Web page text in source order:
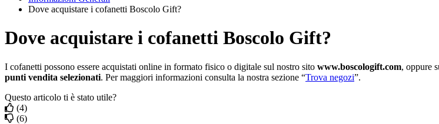
Dove acquistare i cofanetti Boscolo Gift?
Dove acquistare i cofanetti Boscolo Gift?
I cofanetti possono essere acquistati online in formato fisico o digitale sul nostro sito www.boscologift.com, oppure
punti vendita selezionati. Per maggiori informazioni consulta la nostra sezione “Trova negozi”.
Questo articolo ti è stato utile?
(4)
(6)